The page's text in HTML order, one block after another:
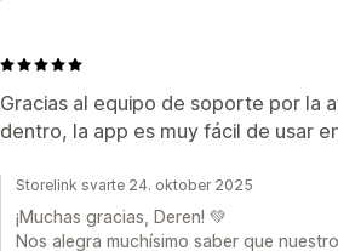
Gracias al equipo de soporte por la
dentro, la app es muy fácil de usar
Storelink svarte 24. oktober 2025
¡Muchas gracias, Deren! 💚
Nos alegra muchísimo saber que